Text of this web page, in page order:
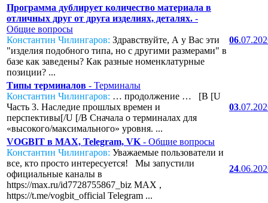
Программа дублирует количество материала в
отличных друг от друга изделиях, деталях. -
Общие вопросы
Константин Чилингаров: Здравствуйте, А у Вас эти
"изделия подобного типа, но с другими размерами" в
базе как заведены? Как разные номенклатурные
позиции? ...
06
Типы терминалов - Терминалы
Константин Чилингаров: … продолжение … [B [U
Часть 3. Наследие прошлых времен и
перспективы[/U [/B Сначала о терминалах для
«высокого/максимального» уровня. ...
03
VOGBIT в MAX, Telegram, VK - Общие вопросы
Константин Чилингаров: Уважаемые пользователи и
все, кто просто интересуется! Мы запустили
официальные каналы в
https://max.ru/id7728755867_biz MAX ,
https://t.me/vogbit_official Telegram ...
24